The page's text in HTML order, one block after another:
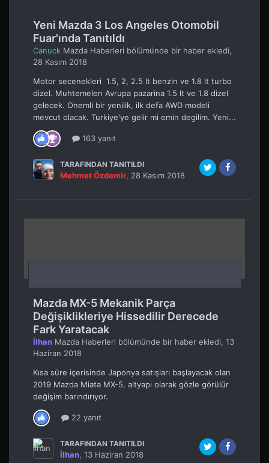
Yeni Mazda 3 Los Angeles Otomobil
Fuar'ında Tanıtıldı
Canuck Mazda Haberleri bölümünde bir haber ekledi,
28 Kasım 2018
Motor secenekleri 1.5, 2, 2.5 lt benzin ve 1.8 lt turbo
dizel. Muhtemelen Avrupa pazarina 1.5 lt ve 1.8 dizel
gelecek. Onemli bir yenilik, ilk defa AWD modeli
mevcut olacak. Turkiye'ye gelir mi emin degilim. Yeni...
163 yanıt
TARAFINDAN TANITILDI
Mehmet Özdemir, 28 Kasım 2018
Mazda MX-5 Mekanik Parça
Değişiklikleriye Hissedilir Derecede
Fark Yaratacak
İlhan Mazda Haberleri bölümünde bir haber ekledi, 13
Haziran 2018
Kısa süre içerisinde Japonya satışları başlayacak olan
2019 Mazda Miata MX-5, altyapı olarak gözle görülür
değişim barındırıyor.
22 yanıt
TARAFINDAN TANITILDI
İlhan, 13 Haziran 2018